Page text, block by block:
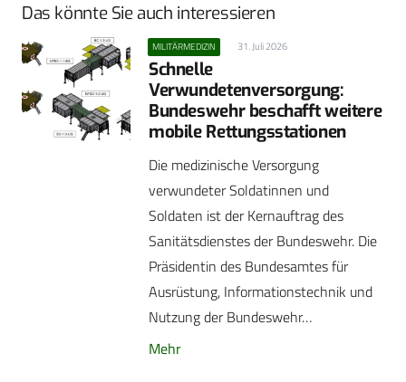
Das könnte Sie auch interessieren
MILITÄRMEDIZIN 31. Juli 2026
Schnelle
Verwundetenversorgung:
Bundeswehr beschafft weitere
mobile Rettungsstationen
Die medizinische Versorgung
verwundeter Soldatinnen und
Soldaten ist der Kernauftrag des
Sanitätsdienstes der Bundeswehr. Die
Präsidentin des Bundesamtes für
Ausrüstung, Informationstechnik und
Nutzung der Bundeswehr…
Mehr